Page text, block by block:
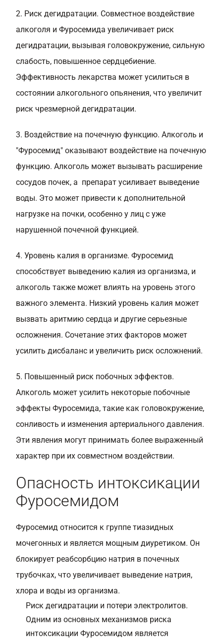
2. Риск дегидратации. Совместное воздействие
алкоголя и Фуросемида увеличивает риск
дегидратации, вызывая головокружение, сильную
слабость, повышенное сердцебиение.
Эффективность лекарства может усилиться в
состоянии алкогольного опьянения, что увеличит
риск чрезмерной дегидратации.
3. Воздействие на почечную функцию. Алкоголь и
"Фуросемид" оказывают воздействие на почечную
функцию. Алкоголь может вызывать расширение
сосудов почек, а препарат усиливает выведение
воды. Это может привести к дополнительной
нагрузке на почки, особенно у лиц с уже
нарушенной почечной функцией.
4. Уровень калия в организме. Фуросемид
способствует выведению калия из организма, и
алкоголь также может влиять на уровень этого
важного элемента. Низкий уровень калия может
вызвать аритмию сердца и другие серьезные
осложнения. Сочетание этих факторов может
усилить дисбаланс и увеличить риск осложнений.
5. Повышенный риск побочных эффектов.
Алкоголь может усилить некоторые побочные
эффекты Фуросемида, такие как головокружение,
сонливость и изменения артериального давления.
Эти явления могут принимать более выраженный
характер при их совместном воздействии.
Опасность интоксикации
Фуросемидом
Фуросемид относится к группе тиазидных
мочегонных и является мощным диуретиком. Он
блокирует реабсорбцию натрия в почечных
трубочках, что увеличивает выведение натрия,
хлора и воды из организма.
Риск дегидратации и потери электролитов.
Одним из основных механизмов риска
интоксикации Фуросемидом является